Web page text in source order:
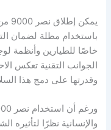
باستخدام مظلة لضمان
خاصًا للطيارين وأنظمة
الجوانب التقنية تعكس
وقدرتها على دمج هذا
والإنسانية نظرًا لتأثيره